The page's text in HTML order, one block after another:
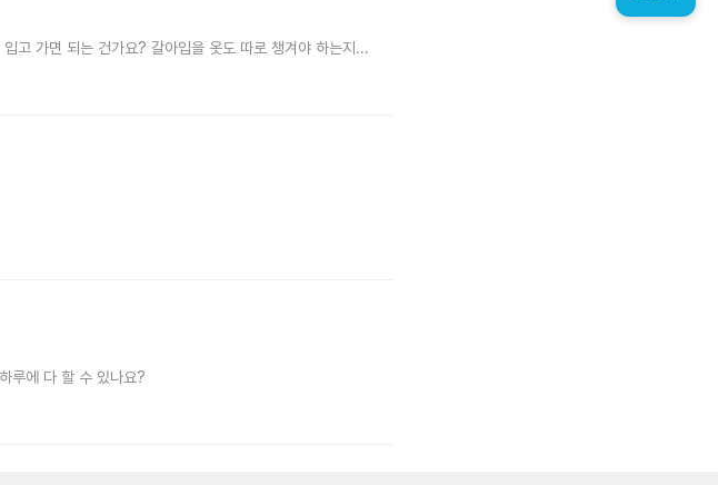
고 가면 되는 건가요? 갈아입을 옷도 따로 챙겨야 하는지...
루에 다 할 수 있나요?